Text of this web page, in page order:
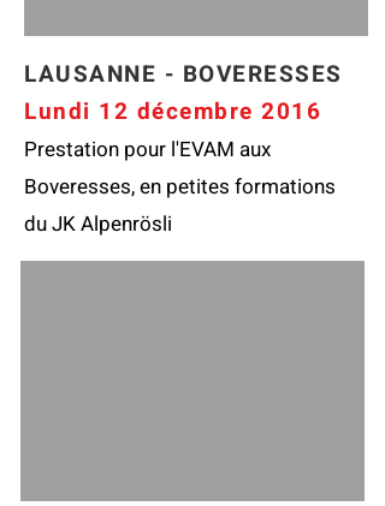
LAUSANNE - BOVERESSES
Lundi 12 décembre 2016
Prestation pour l'EVAM aux
Boveresses, en petites formations
du JK Alpenrösli